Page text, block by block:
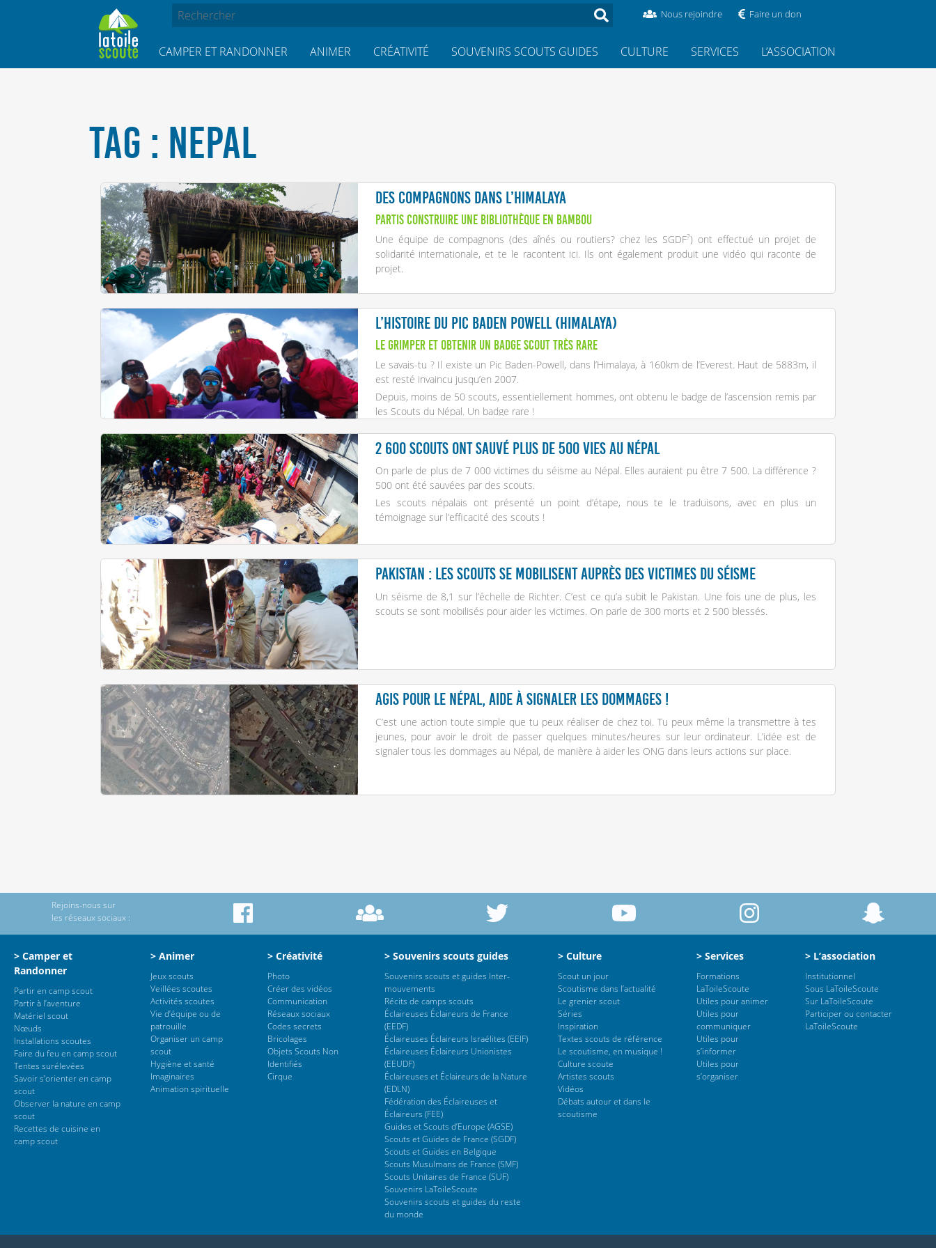
Nous rejoindre Faire un don
CAMPER ET RANDONNER ANIMER CRÉATIVITÉ SOUVENIRS SCOUTS GUIDES CULTURE SERVICES L’ASSOCIATION
TAG : NEPAL
Des Compagnons dans l’Himalaya
Partis construire une bibliothèque en bambou
Une équipe de compagnons (des aînés ou routiers? chez les SGDF?) ont effectué un projet de
solidarité internationale, et te le racontent ici. Ils ont également produit une vidéo qui raconte de
projet.
L’Histoire du Pic Baden Powell (Himalaya)
Le grimper et obtenir un badge scout très rare
Le savais-tu ? Il existe un Pic Baden-Powell, dans l’Himalaya, à 160km de l’Everest. Haut de 5883m, il
est resté invaincu jusqu’en 2007.
Depuis, moins de 50 scouts, essentiellement hommes, ont obtenu le badge de l’ascension remis par
les Scouts du Népal. Un badge rare !
2 600 scouts ont sauvé plus de 500 vies au Népal
On parle de plus de 7 000 victimes du séisme au Népal. Elles auraient pu être 7 500. La différence ?
500 ont été sauvées par des scouts.
Les scouts népalais ont présenté un point d’étape, nous te le traduisons, avec en plus un
témoignage sur l’efficacité des scouts !
Pakistan : les scouts se mobilisent auprès des victimes du séisme
Un séisme de 8,1 sur l’échelle de Richter. C’est ce qu’a subit le Pakistan. Une fois une de plus, les
scouts se sont mobilisés pour aider les victimes. On parle de 300 morts et 2 500 blessés.
Agis pour le Népal, aide à signaler les dommages !
C’est une action toute simple que tu peux réaliser de chez toi. Tu peux même la transmettre à tes
jeunes, pour avoir le droit de passer quelques minutes/heures sur leur ordinateur. L’idée est de
signaler tous les dommages au Népal, de manière à aider les ONG dans leurs actions sur place.
Rejoins-nous sur
les réseaux sociaux :
> Camper et
Randonner
Partir en camp scout
Partir à l’aventure
Matériel scout
Nœuds
Installations scoutes
Faire du feu en camp scout
Tentes surélevées
Savoir s’orienter en camp
scout
Observer la nature en camp
scout
Recettes de cuisine en
camp scout
> Animer
Jeux scouts
Veillées scoutes
Activités scoutes
Vie d’équipe ou de
patrouille
Organiser un camp
scout
Hygiène et santé
Imaginaires
Animation spirituelle
> Créativité
Photo
Créer des vidéos
Communication
Réseaux sociaux
Codes secrets
Bricolages
Objets Scouts Non
Identifiés
Cirque
> Souvenirs scouts guides
Souvenirs scouts et guides Inter-
mouvements
Récits de camps scouts
Éclaireuses Éclaireurs de France
(EEDF)
Éclaireuses Éclaireurs Israélites (EEIF)
Éclaireuses Éclaireurs Unionistes
(EEUDF)
Éclaireuses et Éclaireurs de la Nature
(EDLN)
Fédération des Éclaireuses et
Éclaireurs (FEE)
Guides et Scouts d’Europe (AGSE)
Scouts et Guides de France (SGDF)
Scouts et Guides en Belgique
Scouts Musulmans de France (SMF)
Scouts Unitaires de France (SUF)
Souvenirs LaToileScoute
Souvenirs scouts et guides du reste
du monde
> Culture
Scout un jour
Scoutisme dans l’actualité
Le grenier scout
Séries
Inspiration
Textes scouts de référence
Le scoutisme, en musique !
Culture scoute
Artistes scouts
Vidéos
Débats autour et dans le
scoutisme
> Services
Formations
LaToileScoute
Utiles pour animer
Utiles pour
communiquer
Utiles pour
s’informer
Utiles pour
s’organiser
> L’association
Institutionnel
Sous LaToileScoute
Sur LaToileScoute
Participer ou contacter
LaToileScoute